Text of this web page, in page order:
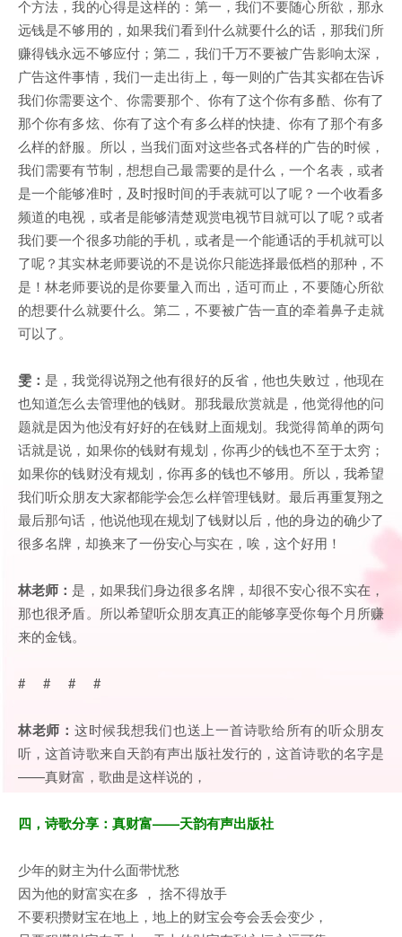
个方法，我的心得是这样的：第一，我们不要随心所欲，那永
远钱是不够用的，如果我们看到什么就要什么的话，那我们所
赚得钱永远不够应付；第二，我们千万不要被广告影响太深，
广告这件事情，我们一走出街上，每一则的广告其实都在告诉
我们你需要这个、你需要那个、你有了这个你有多酷、你有了
那个你有多炫、你有了这个有多么样的快捷、你有了那个有多
么样的舒服。所以，当我们面对这些各式各样的广告的时候，
我们需要有节制，想想自己最需要的是什么，一个名表，或者
是一个能够准时，及时报时间的手表就可以了呢？一个收看多
频道的电视，或者是能够清楚观赏电视节目就可以了呢？或者
我们要一个很多功能的手机，或者是一个能通话的手机就可以
了呢？其实林老师要说的不是说你只能选择最低档的那种，不
是！林老师要说的是你要量入而出，适可而止，不要随心所欲
的想要什么就要什么。第二，不要被广告一直的牵着鼻子走就
可以了。
雯： 是，我觉得说翔之他有很好的反省，他也失败过，他现在
也知道怎么去管理他的钱财。那我最欣赏就是，他觉得他的问
题就是因为他没有好好的在钱财上面规划。我觉得简单的两句
话就是说，如果你的钱财有规划，你再少的钱也不至于太穷；
如果你的钱财没有规划，你再多的钱也不够用。所以，我希望
我们听众朋友大家都能学会怎么样管理钱财。最后再重复翔之
最后那句话，他说他现在规划了钱财以后，他的身边的确少了
很多名牌，却换来了一份安心与实在，唉，这个好用！
林老师： 是，如果我们身边很多名牌，却很不安心很不实在，
那也很矛盾。所以希望听众朋友真正的能够享受你每个月所赚
来的金钱。
# # # #
林老师： 这时候我想我们也送上一首诗歌给所有的听众朋友
听，这首诗歌来自天韵有声出版社发行的，这首诗歌的名字是
——真财富，歌曲是这样说的，
四，诗歌分享： 真财富——天韵有声出版社
少年的财主为什么面带忧愁
因为他的财富实在多 ， 捨不得放手
不要积攒财宝在地上，地上的财宝会夸会丢会变少，